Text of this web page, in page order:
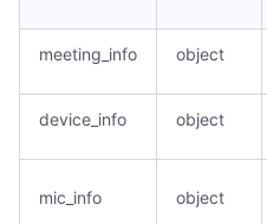
meeting_info object
device_info object
mic_info object